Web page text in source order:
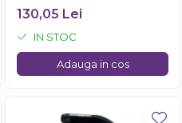
130,05 Lei
IN STOC
Adauga in cos